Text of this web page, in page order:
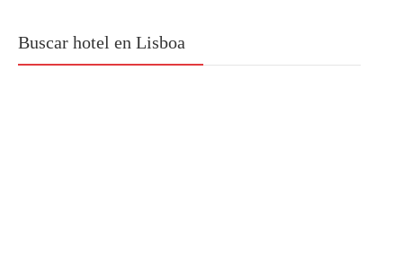
Buscar hotel en Lisboa